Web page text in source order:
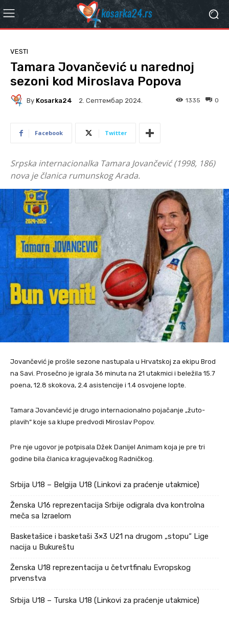
VESTI
Tamara Jovančević u narednoj
sezoni kod Miroslava Popova
By Kosarka24 2. Септембар 2024. 0
1335
Facebook Twitter
Srpska internacionalka Tamara Jovančević (1998, 186)
nova je članica rumunskog Arada.
Jovančević je prošle sezone nastupala u Hrvatskoj za ekipu Brod
na Savi. Prosečno je igrala 36 minuta na 21 utakmici i beležila 15.7
poena, 12.8 skokova, 2.4 asistencije i 1.4 osvojene lopte.
Tamara Jovančević je drugo internacionalno pojačanje „žuto-
plavih“ koje sa klupe predvodi Miroslav Popov.
Pre nje ugovor je potpisala Džek Danijel Animam koja je pre tri
godine bila članica kragujevačkog Radničkog.
Srbija U18 – Belgija U18 (Linkovi za praćenje utakmice)
Ženska U16 reprezentacija Srbije odigrala dva kontrolna
meča sa Izraelom
Basketašice i basketaši 3×3 U21 na drugom „stopu“ Lige
nacija u Bukureštu
Ženska U18 reprezentacija u četvrtfinalu Evropskog
prvenstva
Srbija U18 – Turska U18 (Linkovi za praćenje utakmice)